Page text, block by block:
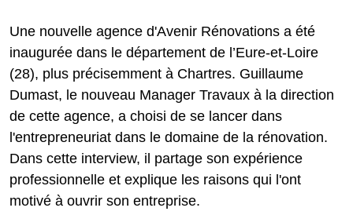
Une nouvelle agence d'Avenir Rénovations a été
inaugurée dans le département de l’Eure-et-Loire
(28), plus précisemment à Chartres. Guillaume
Dumast, le nouveau Manager Travaux à la direction
de cette agence, a choisi de se lancer dans
l'entrepreneuriat dans le domaine de la rénovation.
Dans cette interview, il partage son expérience
professionnelle et explique les raisons qui l'ont
motivé à ouvrir son entreprise.